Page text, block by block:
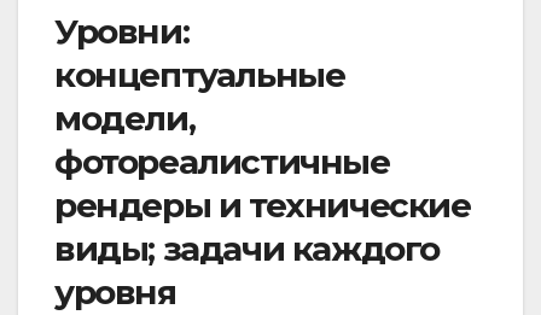
Уровни:
концептуальные
модели,
фотореалистичные
рендеры и технические
виды; задачи каждого
уровня